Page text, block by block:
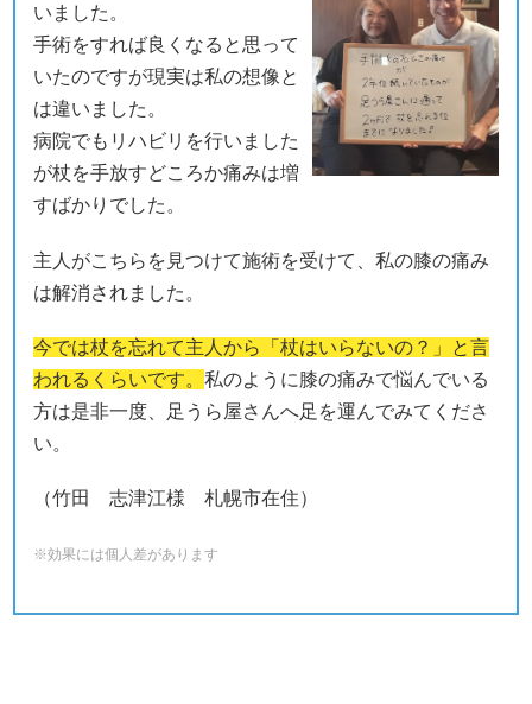
いました。
手術をすれば良くなると思って
いたのですが現実は私の想像と
は違いました。
病院でもリハビリを行いました
が杖を手放すどころか痛みは増
すばかりでした。
主人がこちらを見つけて施術を受けて、私の膝の痛み
は解消されました。
今では杖を忘れて主人から「杖はいらないの？」と言
われるくらいです。 私のように膝の痛みで悩んでいる
方は是非一度、足うら屋さんへ足を運んでみてくださ
い。
（竹田 志津江様 札幌市在住）
※効果には個人差があります